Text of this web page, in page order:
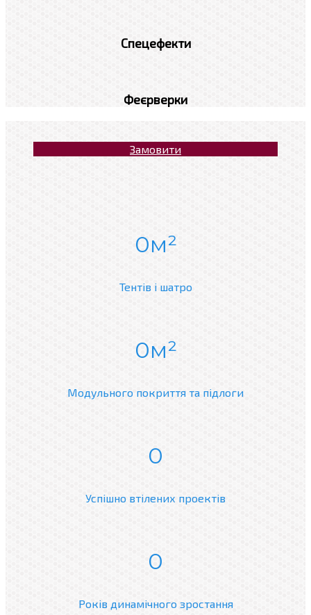
Спецефекти
Феєрверки
Замовити
0
Тентів і шатро
0
Модульного покриття та підлоги
0
Успішно втілених проектів
0
Років динамічного зростання